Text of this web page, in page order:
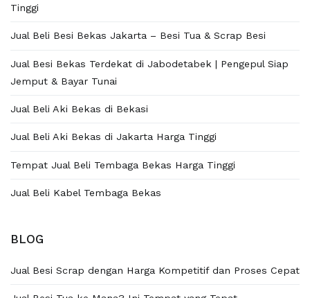
Tinggi
Jual Beli Besi Bekas Jakarta – Besi Tua & Scrap Besi
Jual Besi Bekas Terdekat di Jabodetabek | Pengepul Siap
Jemput & Bayar Tunai
Jual Beli Aki Bekas di Bekasi
Jual Beli Aki Bekas di Jakarta Harga Tinggi
Tempat Jual Beli Tembaga Bekas Harga Tinggi
Jual Beli Kabel Tembaga Bekas
BLOG
Jual Besi Scrap dengan Harga Kompetitif dan Proses Cepat